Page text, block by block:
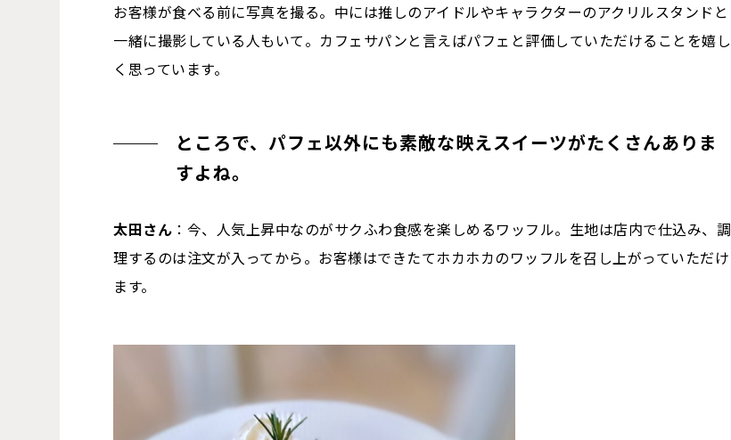
お客様が食べる前に写真を撮る。中には推しのアイドルやキャラクターのアクリルスタンドと
一緒に撮影している人もいて。カフェサパンと言えばパフェと評価していただけることを嬉し
く思っています。
ところで、パフェ以外にも素敵な映えスイーツがたくさんありま
すよね。
太田さん ：今、人気上昇中なのがサクふわ食感を楽しめるワッフル。生地は店内で仕込み、調
理するのは注文が入ってから。お客様はできたてホカホカのワッフルを召し上がっていただけ
ます。